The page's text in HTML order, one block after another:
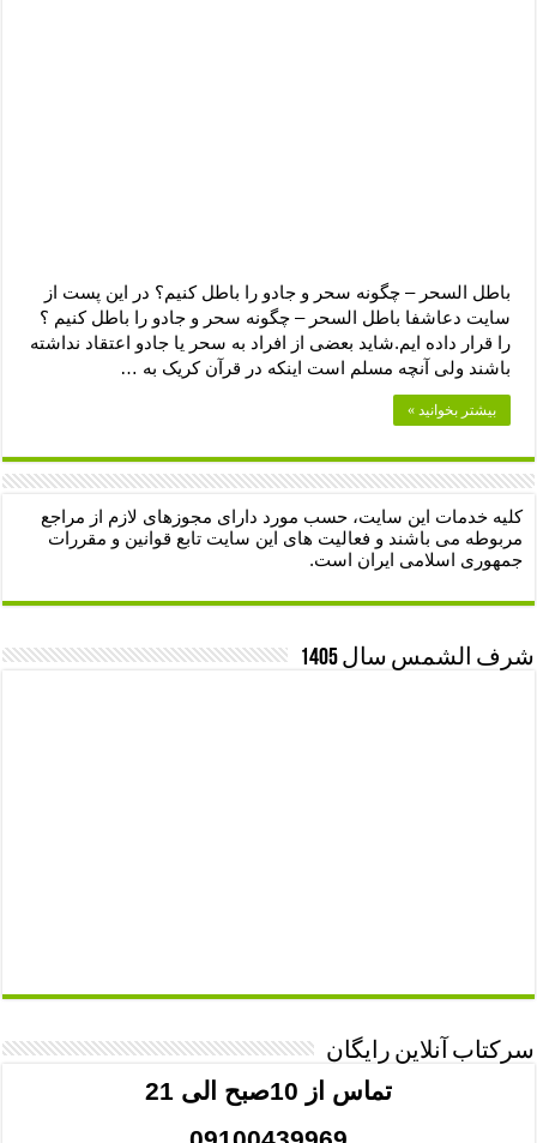
باطل السحر – چگونه سحر و جادو را باطل کنیم؟ در این پست از
سایت دعاشفا باطل السحر – چگونه سحر و جادو را باطل کنیم ؟
را قرار داده ایم.شاید بعضی از افراد به سحر یا جادو اعتقاد نداشته
باشند ولی آنچه مسلم است اینکه در قرآن کریک به …
بیشتر بخوانید »
کلیه خدمات این سایت، حسب مورد دارای مجوزهای لازم از مراجع
مربوطه می باشند و فعالیت های این سایت تابع قوانین و مقررات
جمهوری اسلامی ایران است.
شرف الشمس سال 1405
سرکتاب آنلاین رایگان
تماس از 10صبح الی 21